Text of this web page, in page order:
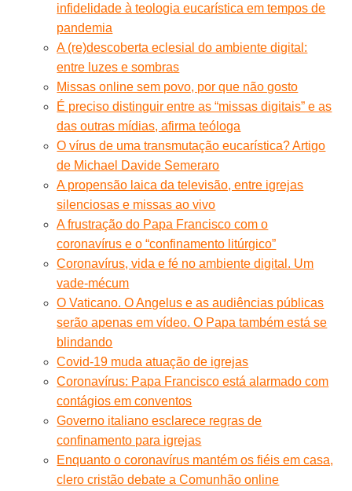
infidelidade à teologia eucarística em tempos de
pandemia
A (re)descoberta eclesial do ambiente digital:
entre luzes e sombras
Missas online sem povo, por que não gosto
É preciso distinguir entre as “missas digitais” e as
das outras mídias, afirma teóloga
O vírus de uma transmutação eucarística? Artigo
de Michael Davide Semeraro
A propensão laica da televisão, entre igrejas
silenciosas e missas ao vivo
A frustração do Papa Francisco com o
coronavírus e o “confinamento litúrgico”
Coronavírus, vida e fé no ambiente digital. Um
vade-mécum
O Vaticano. O Angelus e as audiências públicas
serão apenas em vídeo. O Papa também está se
blindando
Covid-19 muda atuação de igrejas
Coronavírus: Papa Francisco está alarmado com
contágios em conventos
Governo italiano esclarece regras de
confinamento para igrejas
Enquanto o coronavírus mantém os fiéis em casa,
clero cristão debate a Comunhão online